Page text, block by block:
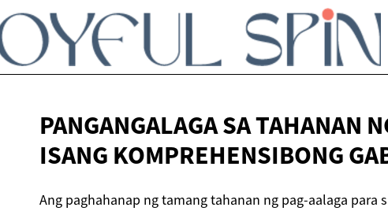
PANGANGALAGA SA TAHANAN
ISANG KOMPREHENSIBONG
Ang paghahanap ng tamang tahanan ng pag-aalaga para